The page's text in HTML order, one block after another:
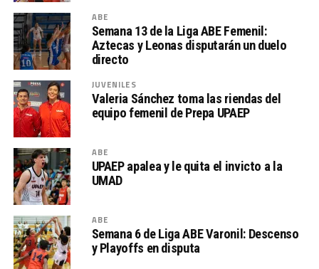
ABE
Semana 13 de la Liga ABE Femenil:
Aztecas y Leonas disputarán un duelo
directo
JUVENILES
Valeria Sánchez toma las riendas del
equipo femenil de Prepa UPAEP
ABE
UPAEP apalea y le quita el invicto a la
UMAD
ABE
Semana 6 de Liga ABE Varonil: Descenso
y Playoffs en disputa